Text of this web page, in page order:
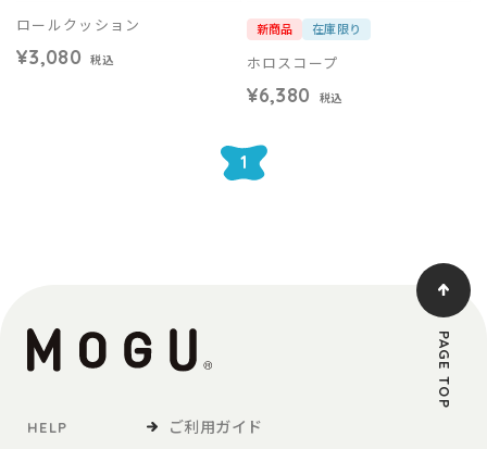
ロールクッション
¥3,080 税込
新商品 在庫限り
ホロスコープ
¥6,380 税込
1
HELP ご利用ガイド
PAGE TOP